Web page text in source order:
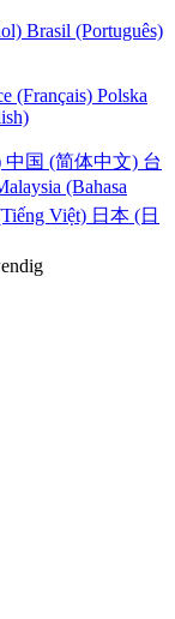
Brasil (Português)
(Français) Polska
中国 (简体中文) 台
(Bahasa
Việt) 日本 (日